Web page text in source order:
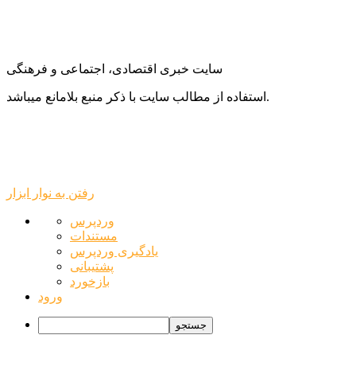
سایت خبری اقتصادی، اجتماعی و فرهنگی
استفاده از مطالب سایت با ذکر منبع بلامانع میباشد.
رفتن به نوار ابزار
درباره
وردپرس
وردپرس
مستندات
یادگیری وردپرس
پشتیبانی
بازخورد
ورود
جستجو